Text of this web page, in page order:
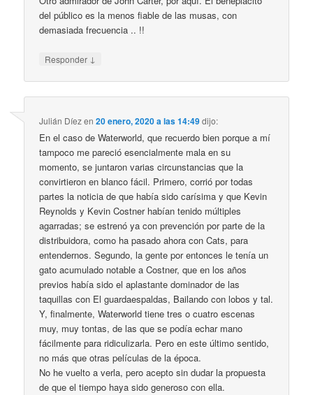
del público es la menos fiable de las musas, con
demasiada frecuencia .. !!
Responder ↓
Julián Díezen20 enero, 2020 a las 14:49dijo:
En el caso de Waterworld, que recuerdo bien porque a mí
tampoco me pareció esencialmente mala en su
momento, se juntaron varias circunstancias que la
convirtieron en blanco fácil. Primero, corrió por todas
partes la noticia de que había sido carísima y que Kevin
Reynolds y Kevin Costner habían tenido múltiples
agarradas; se estrenó ya con prevención por parte de la
distribuidora, como ha pasado ahora con Cats, para
entendernos. Segundo, la gente por entonces le tenía un
gato acumulado notable a Costner, que en los años
previos había sido el aplastante dominador de las
taquillas con El guardaespaldas, Bailando con lobos y tal.
Y, finalmente, Waterworld tiene tres o cuatro escenas
muy, muy tontas, de las que se podía echar mano
fácilmente para ridiculizarla. Pero en este último sentido,
no más que otras películas de la época.
No he vuelto a verla, pero acepto sin dudar la propuesta
de que el tiempo haya sido generoso con ella.